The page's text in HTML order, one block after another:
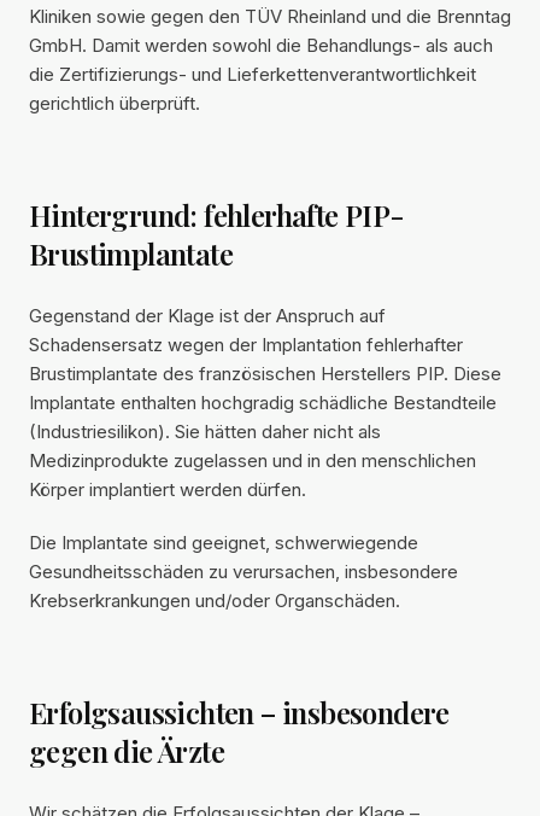
Kliniken sowie gegen den TÜV Rheinland und die Brenntag
GmbH. Damit werden sowohl die Behandlungs- als auch
die Zertifizierungs- und Lieferkettenverantwortlichkeit
gerichtlich überprüft.
Hintergrund: fehlerhafte PIP-
Brustimplantate
Gegenstand der Klage ist der Anspruch auf
Schadensersatz wegen der Implantation fehlerhafter
Brustimplantate des französischen Herstellers PIP. Diese
Implantate enthalten hochgradig schädliche Bestandteile
(Industriesilikon). Sie hätten daher nicht als
Medizinprodukte zugelassen und in den menschlichen
Körper implantiert werden dürfen.
Die Implantate sind geeignet, schwerwiegende
Gesundheitsschäden zu verursachen, insbesondere
Krebserkrankungen und/oder Organschäden.
Erfolgsaussichten – insbesondere
gegen die Ärzte